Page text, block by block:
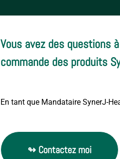
Vous avez des questions
commande des produits
En tant que Mandataire SynerJ-
↬ Contactez moi